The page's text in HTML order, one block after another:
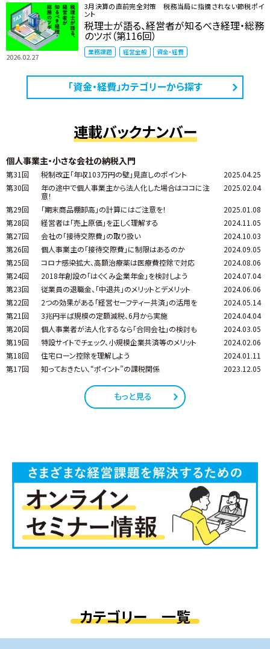
2026.02.27
3月決算の直前完全対策 税務当局に指摘されない節税ポイ
ント
税理士が語る、経営者が知るべき経理・総務
のツボ（第116回）
業務課題 経営全般 資金・経費
「資金・経費」カテゴリーから探す
連載バックナンバー
個人事業主・小さな会社の納税入門
第31回 税制改正「年収103万円の壁」見直しのポイント
2025.04.25
第30回
年の途中で個人事業主から法人化した場合はココに注
意！
2025.02.04
第29回 「期末商品棚卸高」の計算にはご注意を！
2025.01.08
第28回
経営者は「売上原価」を正しく理解する
2024.11.05
第27回
会社の「接待交際費」の取り扱い
2024.10.03
第26回
個人事業主の「接待交際費」に制限はあるのか
2024.09.05
第25回
コロナ感染拡大、高額治療薬は医療費控除で対応
2024.08.06
第24回
2018年創設の「はぐくみ企業年金」を検討しよう
2024.07.04
第23回
従業員の退職金、「中退共」のメリットとデメリット
2024.06.06
第22回
2つの効果がある「経営セーフティー共済」の活用を
2024.05.14
第21回
3兆円半ば規模の定額減税、6月から実施
2024.04.04
第20回
個人事業者が法人化するなら「合同会社」の検討も
2024.03.05
第19回
特設サイトでチェック、小規模企業共済等のメリット
2024.02.06
第18回
住宅ローン控除を理解しよう
2024.01.11
第17回
知っておきたい、“ポイント”の課税関係 2023.12.05
もっと見る
カテゴリー 一覧